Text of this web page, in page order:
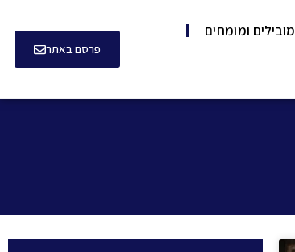
מובילים ומומחים
פרסם באתר